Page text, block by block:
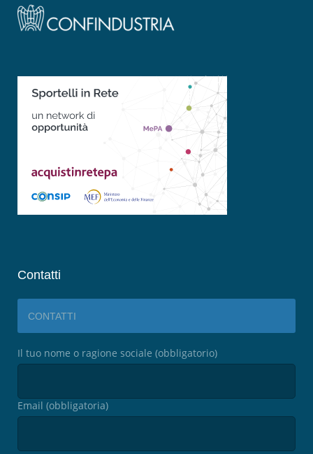
Contatti
CONTATTI
Il tuo nome o ragione sociale (obbligatorio)
Email (obbligatoria)